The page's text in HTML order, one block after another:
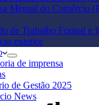
Mensal do Comércio
de Trabalho Formal
exterior
de imprensa
de Gestão 2025
News